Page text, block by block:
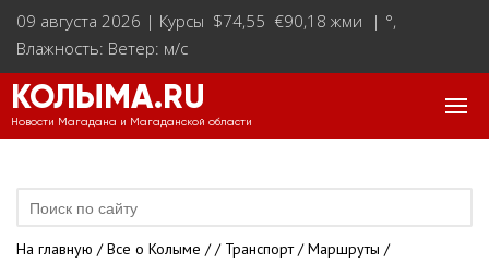
09 августа 2026 | Курсы $74,55 €90,18 жми | °,
Влажность: Ветер: м/с
КОЛЫМА.RU
Новости Магадана и Магаданской области
На главную /Все о Колыме // Транспорт/Маршруты /